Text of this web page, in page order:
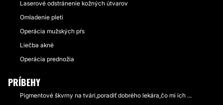
Laserové odstránenie kožných útvarov
Omladenie pleti
Operácia mužských pŕs
Liečba akné
Operácia prednožia
PRÍBEHY
Pigmentové škvrny na tvári,poradiť dobrého lekára,čo mi ich ...